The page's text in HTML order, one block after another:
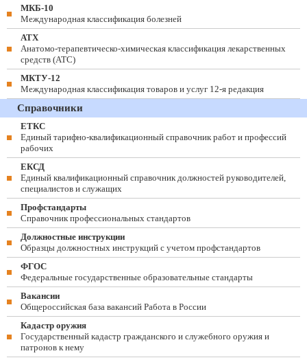
МКБ-10
Международная классификация болезней
АТХ
Анатомо-терапевтическо-химическая классификация лекарственных
средств (ATC)
МКТУ-12
Международная классификация товаров и услуг 12-я редакция
Справочники
ЕТКС
Единый тарифно-квалификационный справочник работ и профессий
рабочих
ЕКСД
Единый квалификационный справочник должностей руководителей,
специалистов и служащих
Профстандарты
Справочник профессиональных стандартов
Должностные инструкции
Образцы должностных инструкций с учетом профстандартов
ФГОС
Федеральные государственные образовательные стандарты
Вакансии
Общероссийская база вакансий Работа в России
Кадастр оружия
Государственный кадастр гражданского и служебного оружия и
патронов к нему